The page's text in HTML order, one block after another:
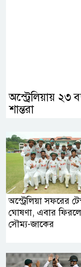
অস্ট্রেলিয়ায় ২৩
শান্তরা
অস্ট্রেলিয়া সফরের
ঘোষণা, এবার
সৌম্য-জাকের